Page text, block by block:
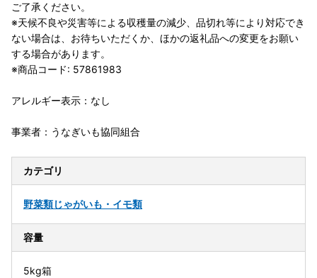
ご了承ください。
※天候不良や災害等による収穫量の減少、品切れ等により対応でき
ない場合は、お待ちいただくか、ほかの返礼品への変更をお願い
する場合があります。
※商品コード: 57861983
アレルギー表示：なし
事業者：うなぎいも協同組合
カテゴリ
野菜類じゃがいも・イモ類
容量
5kg箱